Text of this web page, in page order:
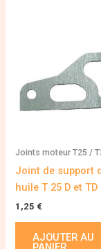
Joints moteur T25 /
Joint de support
huile T 25 D et TD
1,25 €
AJOUTER AU